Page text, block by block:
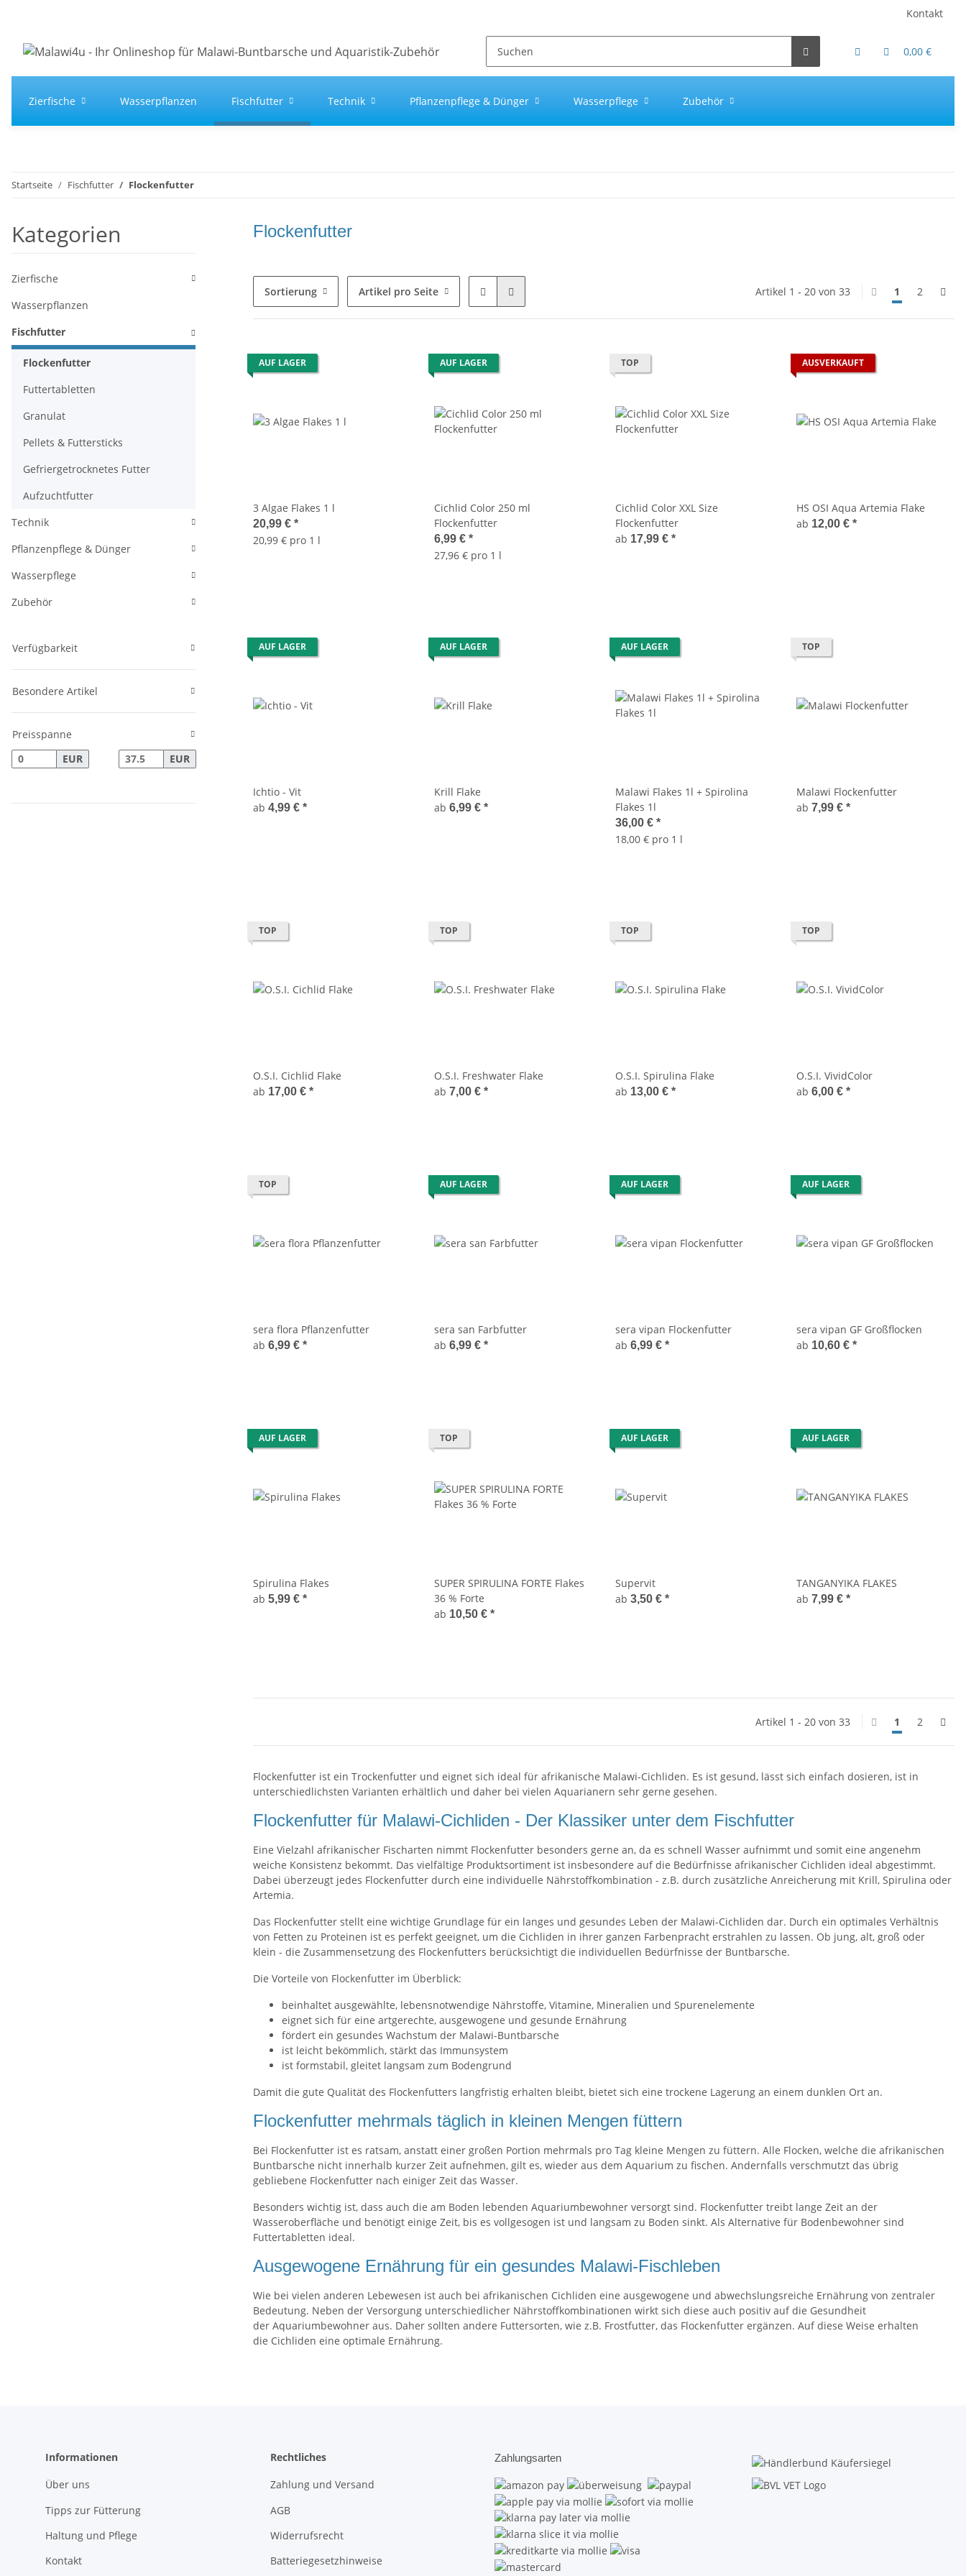
Kontakt
0,00 €
Zierfische Wasserpflanzen Fischfutter Technik Pflanzenpflege & Dünger Wasserpflege Zubehör
Startseite Fischfutter Flockenfutter
Flockenfutter
Sortierung Artikel pro Seite Artikel 1 - 20 von 33 1 2
AUF LAGER
3 Algae Flakes 1 l
20,99 € *
20,99 € pro 1 l
AUF LAGER
Cichlid Color 250 ml
Flockenfutter
6,99 € *
27,96 € pro 1 l
TOP
Cichlid Color XXL Size
Flockenfutter
ab 17,99 € *
AUSVERKAUFT
HS OSI Aqua Artemia Flake
ab 12,00 € *
AUF LAGER
Ichtio - Vit
ab 4,99 € *
AUF LAGER
Krill Flake
ab 6,99 € *
AUF LAGER
Malawi Flakes 1l + Spirolina
Flakes 1l
36,00 € *
18,00 € pro 1 l
TOP
Malawi Flockenfutter
ab 7,99 € *
TOP
O.S.I. Cichlid Flake
ab 17,00 € *
TOP
O.S.I. Freshwater Flake
ab 7,00 € *
TOP
O.S.I. Spirulina Flake
ab 13,00 € *
TOP
O.S.I. VividColor
ab 6,00 € *
TOP
sera flora Pflanzenfutter
ab 6,99 € *
AUF LAGER
sera san Farbfutter
ab 6,99 € *
AUF LAGER
sera vipan Flockenfutter
ab 6,99 € *
AUF LAGER
sera vipan GF Großflocken
ab 10,60 € *
AUF LAGER
Spirulina Flakes
ab 5,99 € *
TOP
SUPER SPIRULINA FORTE Flakes
36 % Forte
ab 10,50 € *
AUF LAGER
Supervit
ab 3,50 € *
AUF LAGER
TANGANYIKA FLAKES
ab 7,99 € *
Artikel 1 - 20 von 33 1 2
Flockenfutter ist ein Trockenfutter und eignet sich ideal für afrikanische Malawi-Cichliden. Es ist gesund, lässt sich einfach dosieren, ist in
unterschiedlichsten Varianten erhältlich und daher bei vielen Aquarianern sehr gerne gesehen.
Flockenfutter für Malawi-Cichliden - Der Klassiker unter dem Fischfutter
Eine Vielzahl afrikanischer Fischarten nimmt Flockenfutter besonders gerne an, da es schnell Wasser aufnimmt und somit eine angenehm
weiche Konsistenz bekommt. Das vielfältige Produktsortiment ist insbesondere auf die Bedürfnisse afrikanischer Cichliden ideal abgestimmt.
Dabei überzeugt jedes Flockenfutter durch eine individuelle Nährstoffkombination - z.B. durch zusätzliche Anreicherung mit Krill, Spirulina oder
Artemia.
Das Flockenfutter stellt eine wichtige Grundlage für ein langes und gesundes Leben der Malawi-Cichliden dar. Durch ein optimales Verhältnis
von Fetten zu Proteinen ist es perfekt geeignet, um die Cichliden in ihrer ganzen Farbenpracht erstrahlen zu lassen. Ob jung, alt, groß oder
klein - die Zusammensetzung des Flockenfutters berücksichtigt die individuellen Bedürfnisse der Buntbarsche.
Die Vorteile von Flockenfutter im Überblick:
beinhaltet ausgewählte, lebensnotwendige Nährstoffe, Vitamine, Mineralien und Spurenelemente
eignet sich für eine artgerechte, ausgewogene und gesunde Ernährung
fördert ein gesundes Wachstum der Malawi-Buntbarsche
ist leicht bekömmlich, stärkt das Immunsystem
ist formstabil, gleitet langsam zum Bodengrund
Damit die gute Qualität des Flockenfutters langfristig erhalten bleibt, bietet sich eine trockene Lagerung an einem dunklen Ort an.
Flockenfutter mehrmals täglich in kleinen Mengen füttern
Bei Flockenfutter ist es ratsam, anstatt einer großen Portion mehrmals pro Tag kleine Mengen zu füttern. Alle Flocken, welche die afrikanischen
Buntbarsche nicht innerhalb kurzer Zeit aufnehmen, gilt es, wieder aus dem Aquarium zu fischen. Andernfalls verschmutzt das übrig
gebliebene Flockenfutter nach einiger Zeit das Wasser.
Besonders wichtig ist, dass auch die am Boden lebenden Aquariumbewohner versorgt sind. Flockenfutter treibt lange Zeit an der
Wasseroberfläche und benötigt einige Zeit, bis es vollgesogen ist und langsam zu Boden sinkt. Als Alternative für Bodenbewohner sind
Futtertabletten ideal.
Ausgewogene Ernährung für ein gesundes Malawi-Fischleben
Wie bei vielen anderen Lebewesen ist auch bei afrikanischen Cichliden eine ausgewogene und abwechslungsreiche Ernährung von zentraler
Bedeutung. Neben der Versorgung unterschiedlicher Nährstoffkombinationen wirkt sich diese auch positiv auf die Gesundheit
der Aquariumbewohner aus. Daher sollten andere Futtersorten, wie z.B. Frostfutter, das Flockenfutter ergänzen. Auf diese Weise erhalten
die Cichliden eine optimale Ernährung.
Kategorien
Zierfische
Wasserpflanzen
Fischfutter
Flockenfutter
Futtertabletten
Granulat
Pellets & Futtersticks
Gefriergetrocknetes Futter
Aufzuchtfutter
Technik
Pflanzenpflege & Dünger
Wasserpflege
Zubehör
Verfügbarkeit
Besondere Artikel
Preisspanne
EUR
EUR
Informationen
Über uns
Tipps zur Fütterung
Haltung und Pflege
Kontakt
Rechtliches
Zahlung und Versand
AGB
Widerrufsrecht
Batteriegesetzhinweise
Zahlungsarten